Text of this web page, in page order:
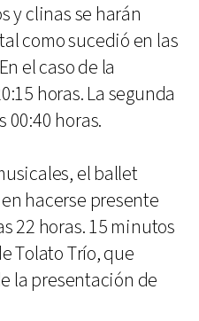
y clinas se harán
como sucedió en las
el caso de la
horas. La segunda
00:40 horas.
el ballet
hacerse presente
22 horas. 15 minutos
Tolato Trío, que
la presentación de